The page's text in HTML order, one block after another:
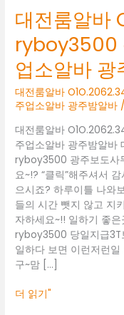
대전룸알바
ryboy3500
업소알바 광
대전룸알바
주업소알바 광주밤알바
대전룸알바
주업소알바 광주밤알바
ryboy3500 광주보도사
요~!? “클릭”해주셔서
으시죠? 하루이틀 나와
들의 시간 뺏지 않고 지
자하세요~!! 일하기 좋
ryboy3500 당일지급3T
일하다 보면 이런저런
구~맘 […]
바
O1O.2062.3474
k
톡
ryboy3500
광
주
도
사
무
실
광
주
업
소
알
바
주
더 읽기"